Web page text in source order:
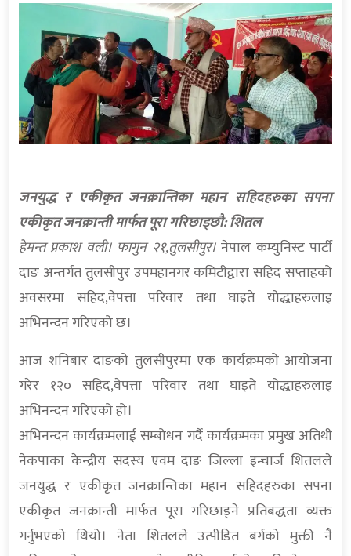
जनयुद्ध र एकीकृत जनक्रान्तिका महान सहिदहरुका सपना
एकीकृत जनक्रान्ती मार्फत पूरा गरिछाड्छौ: शितल
हेमन्त प्रकाश वली। फागुन २१,तुलसीपुर।नेपाल कम्युनिस्ट पार्टी
दाङ अन्तर्गत तुलसीपुर उपमहानगर कमिटीद्वारा सहिद सप्ताहको
अवसरमा सहिद,वेपत्ता परिवार तथा घाइते योद्धाहरुलाइ
अभिनन्दन गरिएको छ।
आज शनिबार दाङको तुलसीपुरमा एक कार्यक्रमको आयोजना
गरेर १२० सहिद,वेपत्ता परिवार तथा घाइते योद्धाहरुलाइ
अभिनन्दन गरिएको हो।
अभिनन्दन कार्यक्रमलाई सम्बोधन गर्दै कार्यक्रमका प्रमुख अतिथी
नेकपाका केन्द्रीय सदस्य एवम दाङ जिल्ला इन्चार्ज शितलले
जनयुद्ध र एकीकृत जनक्रान्तिका महान सहिदहरुका सपना
एकीकृत जनक्रान्ती मार्फत पूरा गरिछाड्ने प्रतिबद्धता व्यक्त
गर्नुभएको थियो। नेता शितलले उत्पीडित बर्गको मुक्ती नै